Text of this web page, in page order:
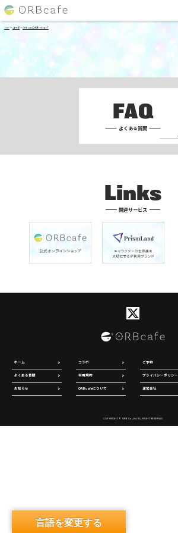
TOP >コラボ>ORBcafe公式ｵﾝﾗｲﾝｼｮｯﾌﾟ
FAQ
よくある質問
Links
関連サービス
ホーム コラボ ご予約
よくある質問 利用規約 プライバシーポリシー
お知らせ ORBcafeについて 運営会社
COPYRIGHT © ORB Co.,Ltd. ALL RIGHT RESERVED.
言語を変更する